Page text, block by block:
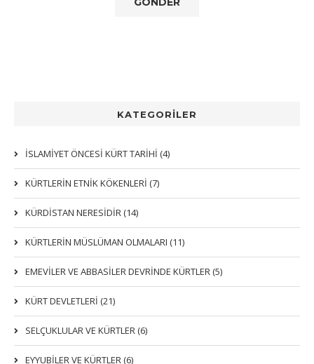
KATEGORİLER
İSLAMİYET ÖNCESİ KÜRT TARİHİ (4)
KÜRTLERIN ETNIK KÖKENLERI (7)
KÜRDİSTAN NERESİDİR (14)
KÜRTLERİN MÜSLÜMAN OLMALARI (11)
EMEVİLER VE ABBASİLER DEVRİNDE KÜRTLER (5)
KÜRT DEVLETLERİ (21)
SELÇUKLULAR VE KÜRTLER (6)
EYYUBİLER VE KÜRTLER (6)